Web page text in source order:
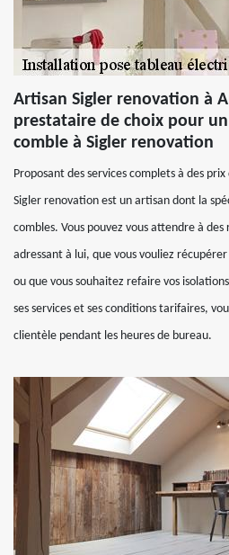
Artisan Sigler renovation à
prestataire de choix pour
comble à Sigler renovation
Proposant des services complets à des
Sigler renovation est un artisan dont la
combles. Vous pouvez vous attendre à
adressant à lui, que vous vouliez récupérer
ou que vous souhaitez refaire vos
ses services et ses conditions tarifaires,
clientèle pendant les heures de bureau.